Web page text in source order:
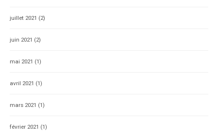
juillet 2021 (2)
juin 2021 (2)
mai 2021 (1)
avril 2021 (1)
mars 2021 (1)
février 2021 (1)